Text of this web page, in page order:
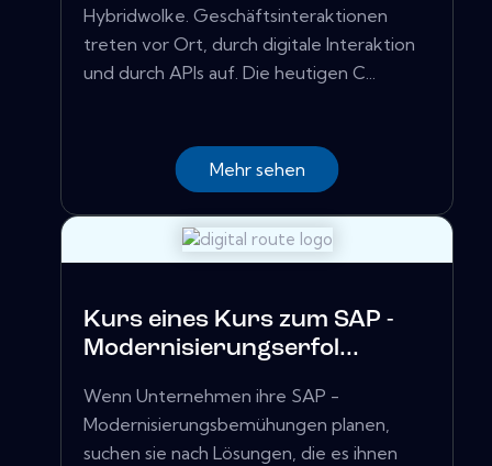
Hybridwolke. Geschäftsinteraktionen
treten vor Ort, durch digitale Interaktion
und durch APIs auf. Die heutigen C...
Mehr sehen
Kurs eines Kurs zum SAP -
Modernisierungserfol...
Wenn Unternehmen ihre SAP -
Modernisierungsbemühungen planen,
suchen sie nach Lösungen, die es ihnen